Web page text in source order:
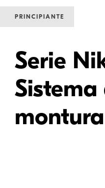
PRINCIPIANTE
Serie
Sistema